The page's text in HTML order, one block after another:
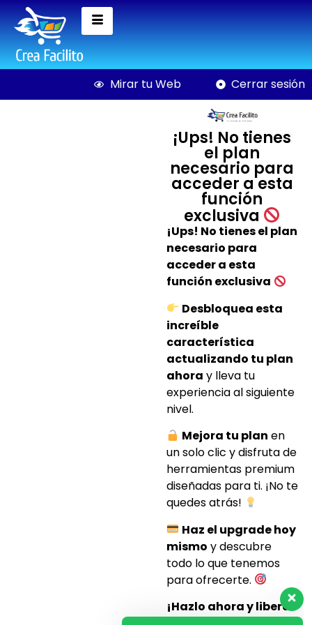
Mirar tu Web Cerrar sesión
¡Ups! No tienes
el plan
necesario para
acceder a esta
función
exclusiva
¡Ups! No tienes el plan
necesario para
acceder a esta
función exclusiva
Desbloquea esta
increíble
característica
actualizando tu plan
ahora y lleva tu
experiencia al siguiente
nivel.
Mejora tu plan en
un solo clic y disfruta de
herramientas premium
diseñadas para ti. ¡No te
quedes atrás!
Haz el upgrade hoy
mismo y descubre
todo lo que tenemos
para ofrecerte.
¡Hazlo ahora y libera
Curso de Publicidad en
AGREGAR